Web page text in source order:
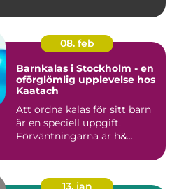
08. feb
Barnkalas i Stockholm - en
oförglömlig upplevelse hos
Kaatach
Att ordna kalas för sitt barn
är en speciell uppgift.
Förväntningarna är h&...
13. jan